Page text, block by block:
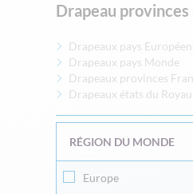
Drapeau provinces
Drapeaux pays
Drapeaux pays Monde
Drapeaux provinces
Drapeaux états du
RÉGION DU MONDE
Europe